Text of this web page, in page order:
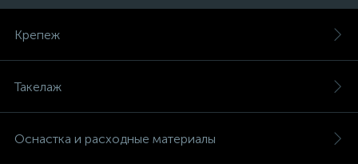
Крепеж
Такелаж
Оснастка и расходные материалы